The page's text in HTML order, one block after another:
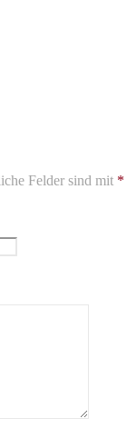
Felder sind mit *